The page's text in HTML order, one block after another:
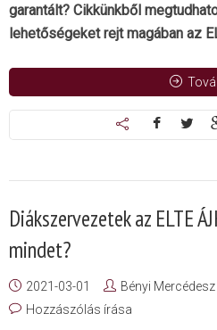
garantált? Cikkünkből
lehetőségeket rejt magában az
Diákszervezetek az ELTE
mindet?
2021-03-01 Bényi Mercédesz
Hozzászólás írása